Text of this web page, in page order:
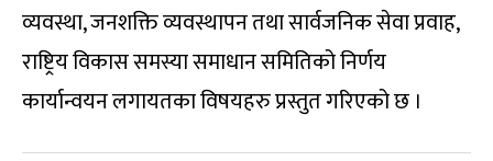
व्यवस्था, जनशक्ति व्यवस्थापन तथा सार्वजनिक सेवा प्रवाह,
राष्ट्रिय विकास समस्या समाधान समितिको निर्णय
कार्यान्वयन लगायतका विषयहरु प्रस्तुत गरिएको छ ।